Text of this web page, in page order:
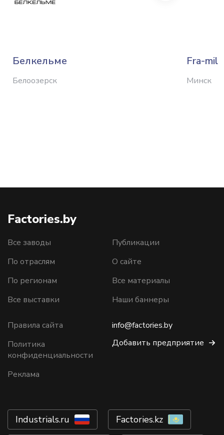
Белкельме
Белоозерск
Fra-mil
Минск
Factories.by
Все заводы
По отраслям
По регионам
Все выставки
Публикации
О сайте
Все материалы
Наши баннеры
Правила сайта
Политика
конфиденциальности
Реклама
info@factories.by
Добавить предприятие
Industrials.ru Factories.kz